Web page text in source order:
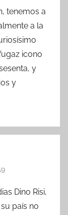
tenemos a
a la
icono
y
y
Dino Risi,
país no